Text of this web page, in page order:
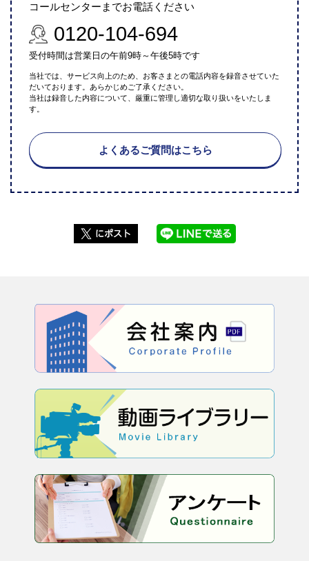
コールセンターまでお電話ください
0120-104-694
受付時間は営業日の午前9時～午後5時です
当社では、サービス向上のため、お客さまとの電話内容を録音させていた
だいております。あらかじめご了承ください。
当社は録音した内容について、厳重に管理し適切な取り扱いをいたしま
す。
よくあるご質問はこちら